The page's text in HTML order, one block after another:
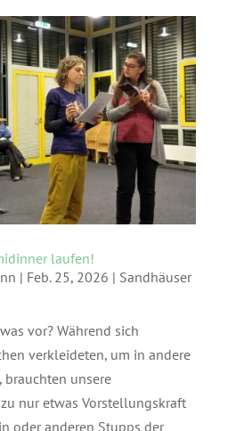
laufen!
| Feb. 25, 2026 | Sandhäuser
vor? Während sich
verkleideten, um in andere
unsere
nur etwas Vorstellungskraft
oder anderen Stupps der